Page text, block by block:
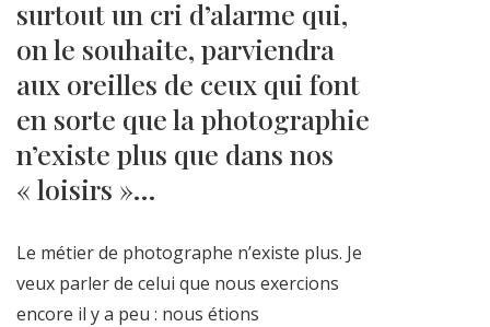
surtout un cri d’alarme qui,
on le souhaite, parviendra
aux oreilles de ceux qui font
en sorte que la photographie
n’existe plus que dans nos
« loisirs »…
Le métier de photographe n’existe plus. Je
veux parler de celui que nous exercions
encore il y a peu : nous étions